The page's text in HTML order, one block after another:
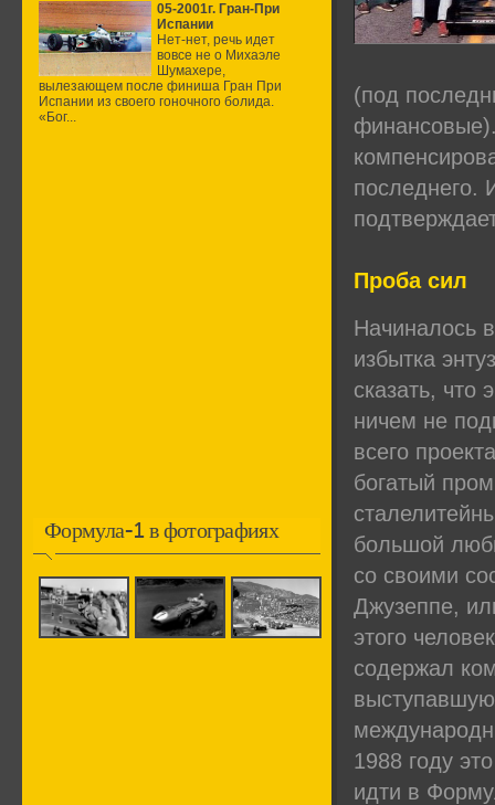
05-2001г. Гран-При
Испании
Нет-нет, речь идет
вовсе не о Михаэле
Шумахере,
вылезающем после финиша Гран При
Испании из своего гоночного болида.
«Бог...
Формула-1 в фотографиях
(под
последнего.
Проба сил
Начиналось
избытка
сказать, что
ничем не
всего
богатый
большой
со своими
Джузеппе,
этого
содержал
1988 году
идти в